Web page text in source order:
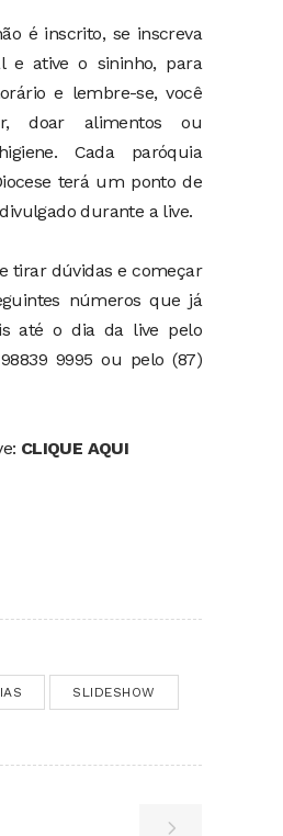
é inscrito, se inscreva
e ative o sininho, para
e lembre-se, você
doar alimentos ou
Cada paróquia
terá um ponto de
durante a live.
tirar dúvidas e começar
números que já
até o dia da live pelo
9995 ou pelo (87)
CLIQUE AQUI
SLIDESHOW